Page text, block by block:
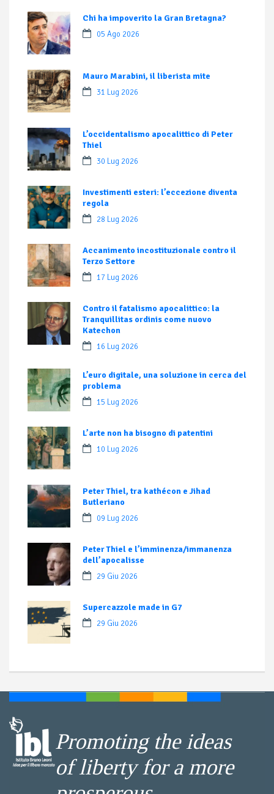
Chi ha impoverito la Gran Bretagna?
05 Ago 2026
Mauro Marabini, il liberista mite
31 Lug 2026
L’occidentalismo apocalittico di Peter
Thiel
30 Lug 2026
Investimenti esteri: l’eccezione diventa
regola
28 Lug 2026
Accanimento incostituzionale contro il
Terzo Settore
17 Lug 2026
Contro il fatalismo apocalittico: la
Tranquillitas ordinis come nuovo
Katechon
16 Lug 2026
L’euro digitale, una soluzione in cerca del
problema
15 Lug 2026
L’arte non ha bisogno di patentini
10 Lug 2026
Peter Thiel, tra kathécon e Jihad
Butleriano
09 Lug 2026
Peter Thiel e l’imminenza/immanenza
dell’apocalisse
29 Giu 2026
Supercazzole made in G7
29 Giu 2026
Promoting the ideas
of liberty for a more